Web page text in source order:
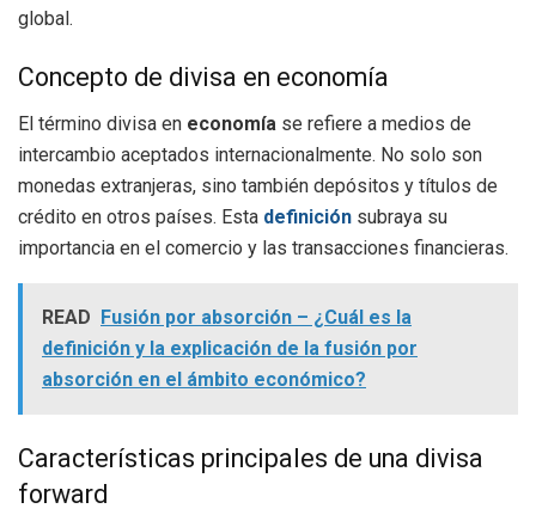
global.
Concepto de divisa en economía
El término divisa en economía se refiere a medios de
intercambio aceptados internacionalmente. No solo son
monedas extranjeras, sino también depósitos y títulos de
crédito en otros países. Esta definición subraya su
importancia en el comercio y las transacciones financieras.
READ Fusión por absorción – ¿Cuál es la
definición y la explicación de la fusión por
absorción en el ámbito económico?
Características principales de una divisa
forward